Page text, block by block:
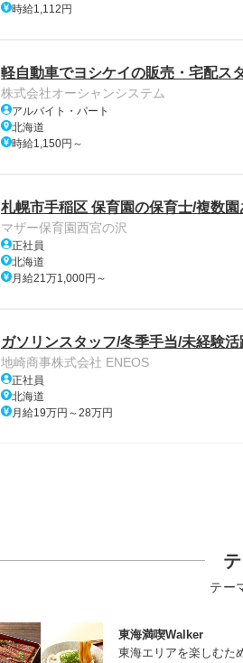
時給1,112円
軽自動車でヨシケイの販売・宅配ス
株式会社オーシャンシステム
アルバイト・パート
北海道
時給1,150円～
札幌市手稲区 保育園の保育士/複数
マザー保育園西宮の沢
正社員
北海道
月給21万1,000円～
ガソリンスタッフ/冬季手当/未経験
地崎商事株式会社 ENEOS
正社員
北海道
月給19万円～28万円
テー
東海満喫Walker
東海エリアを楽しむた